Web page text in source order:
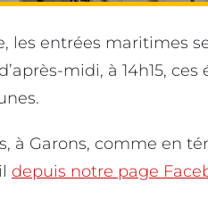
les entrées maritimes
midi, à 14h15,
à Garons, comme en
depuis notre page